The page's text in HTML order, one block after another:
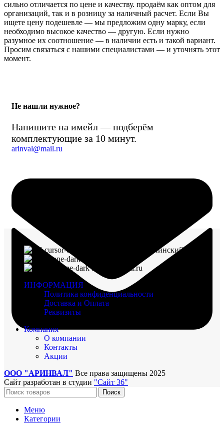
сильно отличается по цене и качеству. продаём как оптом для
организаций, так и в розницу за наличный расчет. Если Вы
ищете цену подешевле — мы предложим одну марку, если
необходимо высокое качество — другую. Если нужно
разумное их соотношение — в наличии есть и такой вариант.
Просим связаться с нашими специалистами — и уточнять этот
момент.
Не нашли нужное?
Напишите на имейл — подберём
комплектующие за 10 минут.
arinval@mail.ru
г. Воронеж, пр-кт Ленинский, д. 221
arinval@mail.ru
ИНФОРМАЦИЯ
Политика конфиденциальности
Доставка и Оплата
Реквизиты
Компания
О компании
Контакты
Акции
ООО "АРИНВАЛ" Все права защищены 2025
Сайт разработан в студии "Сайт 36"
Поиск
Меню
Категории